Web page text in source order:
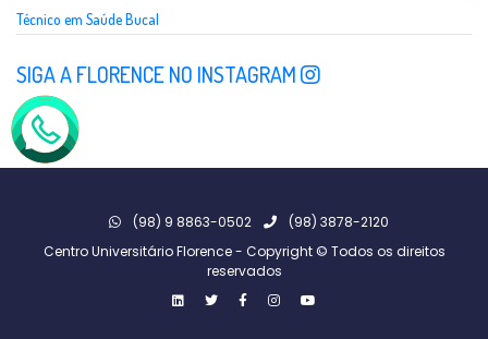
Técnico em Saúde Bucal
SIGA A FLORENCE NO INSTAGRAM
(98) 9 8863-0502
(98) 3878-2120
Centro Universitário Florence - Copyright © Todos os direitos
reservados